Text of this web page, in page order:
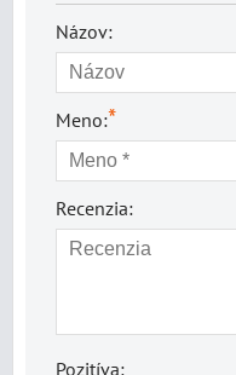
Názov:
Meno:*
Recenzia:
Pozitíva: